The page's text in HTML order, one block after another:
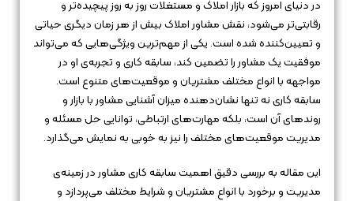
در دنیای امروز که بازار املاک و مستغلات روز به روز پیچیده‌تر و
رقابتی‌تر می‌شود، نقش مشاور املاک بیش از هر زمان دیگری حیاتی
و تعیین‌کننده شده است. یکی از مهم‌ترین ویژگی‌هایی که می‌تواند
موفقیت یک مشاور را تضمین کند، سابقه کاری و تجربه‌ی او در
مواجهه با انواع مختلف مشتریان و موقعیت‌های متنوع است.
سابقه کاری نه تنها نشان‌دهنده میزان آشنایی مشاور با بازار و
روندهای آن است، بلکه مهارت‌های ارتباطی، توانایی حل مسئله و
مدیریت موقعیت‌های مختلف را نیز به خوبی به نمایش می‌گذارد.
این مقاله به بررسی دقیق اهمیت سابقه کاری مشاور در زمینه‌ی
مدیریت و برخورد با انواع مشتریان و شرایط مختلف می‌پردازد و